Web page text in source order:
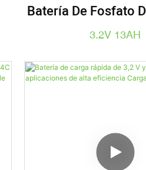
Batería De Fosfato
Litio Prismática
Carga Rápida 4C
3.2V 13AH